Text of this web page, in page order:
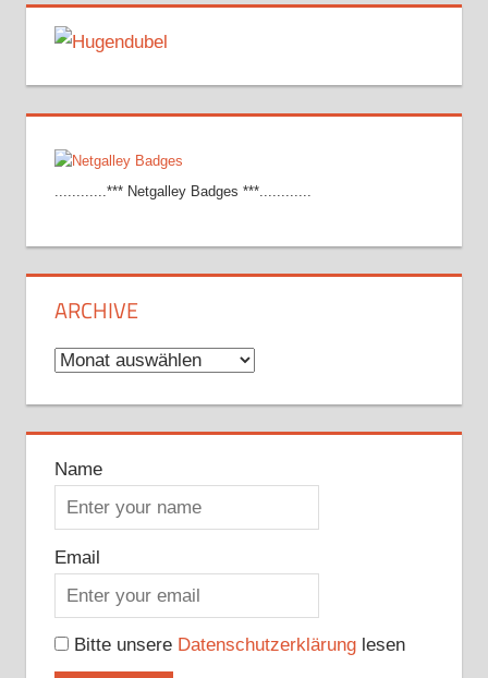
............*** Netgalley Badges ***............
ARCHIVE
Archive
Name
Email
Bitte unsere Datenschutzerklärunglesen